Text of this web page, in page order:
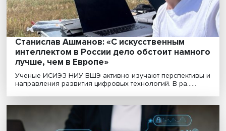
Китай стремится в лидеры на рынке ИИ и
изобретает защиту от его
использования
Запустив собственный продукт на основе ИИ
за ChatGPT, Китай закрыл двери для иностранных......